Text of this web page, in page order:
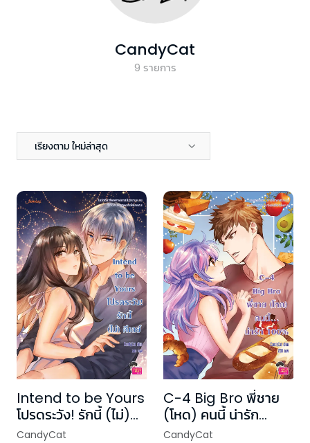
CandyCat
9 รายการ
เรียงตาม ใหม่ล่าสุด
Intend to be Yours
โปรดระวัง! รักนี้ (ไม่)
ดีเลย์
CandyCat
C-4 Big Bro พี่ชาย
(โหด) คนนี้ น่ารัก
100%
CandyCat